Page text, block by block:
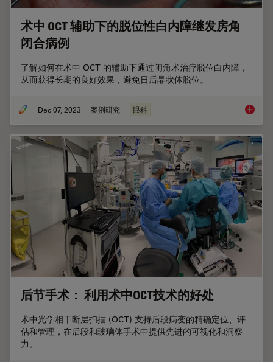
术中 OCT 辅助下的脱位性白内障继发房角
闭合病例
了解如何在术中 OCT 的辅助下通过闭角术治疗脱位白内障，
从而获得长期的良好效果，避免日后晶状体脱位。
Dec 07, 2023 案例研究 眼科 术中
后节手术： 利用术中OCT技术的好处
术中光学相干断层扫描 (OCT) 支持后段病变的精确定位、评
估和管理，在后段和玻璃体手术中提供先进的可视化和洞察
力。